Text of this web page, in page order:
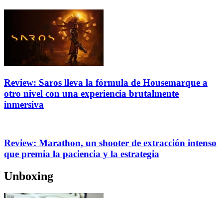
Review: Saros lleva la fórmula de Housemarque a
otro nivel con una experiencia brutalmente
inmersiva
Review: Marathon, un shooter de extracción intenso
que premia la paciencia y la estrategia
Unboxing